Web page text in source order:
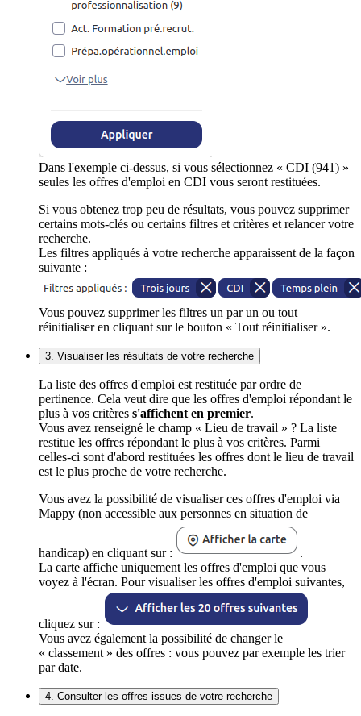
Dans l'exemple ci-dessus, si vous sélectionnez « CDI (941) »
seules les offres d'emploi en CDI vous seront restituées.
Si vous obtenez trop peu de résultats, vous pouvez supprimer
certains mots-clés ou certains filtres et critères et relancer votre
recherche.
Les filtres appliqués à votre recherche apparaissent de la façon
suivante :
Vous pouvez supprimer les filtres un par un ou tout
réinitialiser en cliquant sur le bouton « Tout réinitialiser ».
3. Visualiser les résultats de votre recherche
La liste des offres d'emploi est restituée par ordre de
pertinence. Cela veut dire que les offres d'emploi répondant le
plus à vos critères s'affichent en premier.
Vous avez renseigné le champ « Lieu de travail » ? La liste
restitue les offres répondant le plus à vos critères. Parmi
celles-ci sont d'abord restituées les offres dont le lieu de travail
est le plus proche de votre recherche.
Vous avez la possibilité de visualiser ces offres d'emploi via
Mappy (non accessible aux personnes en situation de
handicap) en cliquant sur :
.
La carte affiche uniquement les offres d'emploi que vous
voyez à l'écran. Pour visualiser les offres d'emploi suivantes,
cliquez sur :
Vous avez également la possibilité de changer le
« classement » des offres : vous pouvez par exemple les trier
par date.
4. Consulter les offres issues de votre recherche